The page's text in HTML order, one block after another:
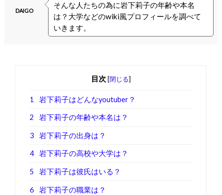
DAIGO
そんな人たちの為に岩下莉子の年齢や本名
は？大学などのwiki風プロフィールを調べて
いきます。
目次 [閉じる]
1 岩下莉子はどんなyoutuber？
2 岩下莉子の年齢や本名は？
3 岩下莉子の出身は？
4 岩下莉子の高校や大学は？
5 岩下莉子は彼氏はいる？
6 岩下莉子の職業は？